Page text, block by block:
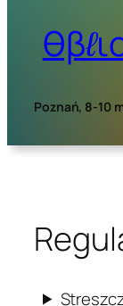
content
Poznań, 8-10